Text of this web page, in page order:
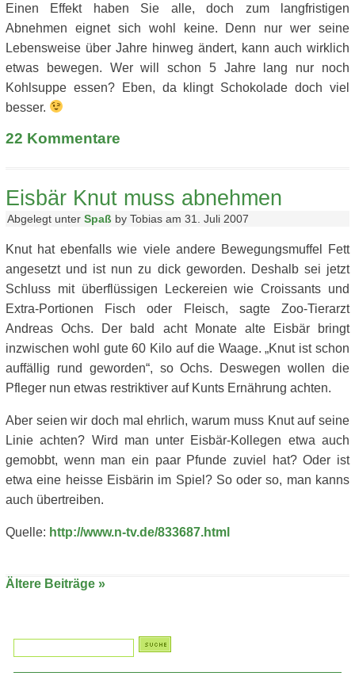
Einen Effekt haben Sie alle, doch zum langfristigen
Abnehmen eignet sich wohl keine. Denn nur wer seine
Lebensweise über Jahre hinweg ändert, kann auch wirklich
etwas bewegen. Wer will schon 5 Jahre lang nur noch
Kohlsuppe essen? Eben, da klingt Schokolade doch viel
besser.
22 Kommentare
Eisbär Knut muss abnehmen
Abgelegt unter Spaß by Tobias am 31. Juli 2007
Knut hat ebenfalls wie viele andere Bewegungsmuffel Fett
angesetzt und ist nun zu dick geworden. Deshalb sei jetzt
Schluss mit überflüssigen Leckereien wie Croissants und
Extra-Portionen Fisch oder Fleisch, sagte Zoo-Tierarzt
Andreas Ochs. Der bald acht Monate alte Eisbär bringt
inzwischen wohl gute 60 Kilo auf die Waage. „Knut ist schon
auffällig rund geworden“, so Ochs. Deswegen wollen die
Pfleger nun etwas restriktiver auf Kunts Ernährung achten.
Aber seien wir doch mal ehrlich, warum muss Knut auf seine
Linie achten? Wird man unter Eisbär-Kollegen etwa auch
gemobbt, wenn man ein paar Pfunde zuviel hat? Oder ist
etwa eine heisse Eisbärin im Spiel? So oder so, man kanns
auch übertreiben.
Quelle: http://www.n-tv.de/833687.html
Ältere Beiträge »